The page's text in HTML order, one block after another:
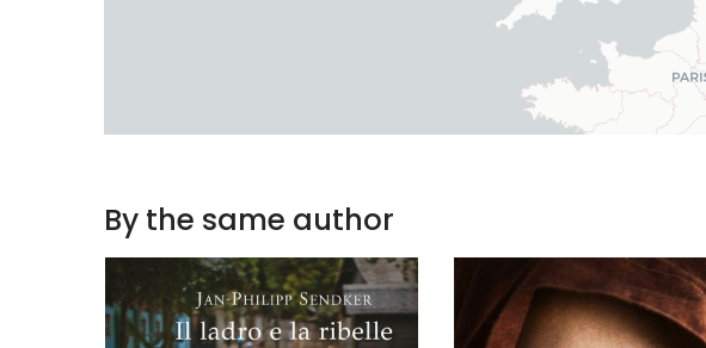
By the same author